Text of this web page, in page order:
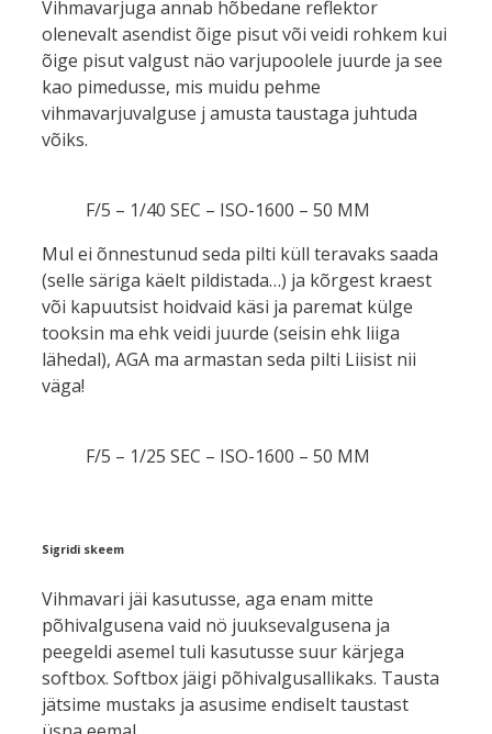
Vihmavarjuga annab hõbedane reflektor
olenevalt asendist õige pisut või veidi rohkem kui
õige pisut valgust näo varjupoolele juurde ja see
kao pimedusse, mis muidu pehme
vihmavarjuvalguse j amusta taustaga juhtuda
võiks.
F/5 – 1/40 SEC – ISO-1600 – 50 MM
Mul ei õnnestunud seda pilti küll teravaks saada
(selle säriga käelt pildistada…) ja kõrgest kraest
või kapuutsist hoidvaid käsi ja paremat külge
tooksin ma ehk veidi juurde (seisin ehk liiga
lähedal), AGA ma armastan seda pilti Liisist nii
väga!
F/5 – 1/25 SEC – ISO-1600 – 50 MM
Sigridi skeem
Vihmavari jäi kasutusse, aga enam mitte
põhivalgusena vaid nö juuksevalgusena ja
peegeldi asemel tuli kasutusse suur kärjega
softbox. Softbox jäigi põhivalgusallikaks. Tausta
jätsime mustaks ja asusime endiselt taustast